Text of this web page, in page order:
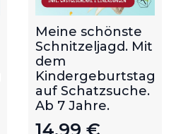
Meine schönste
Schnitzeljagd. Mit
dem
Kindergeburtstag
auf Schatzsuche.
Ab 7 Jahre.